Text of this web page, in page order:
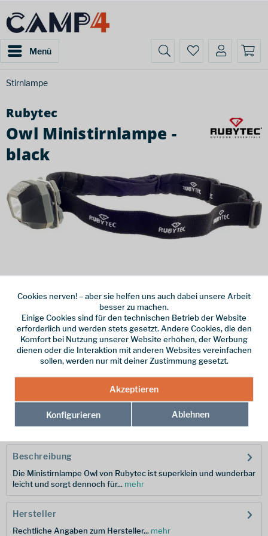
Menü
Stirnlampe
Rubytec
Owl Ministirnlampe -
black
Dieser Artikel steht derzeit nicht zur Verfügung!
15,95 € *
Hersteller-Nr.:
Beschreibung
Die Ministirnlampe Owl von Rubytec ist superklein und wunderbar
leicht und sorgt dennoch für... mehr
Hersteller
Rechtliche Angaben zum Hersteller... mehr
Cookies nerven! – aber sie helfen uns auch dabei unsere Arbeit
besser zu machen.
Einige Cookies sind für den technischen Betrieb der Website
erforderlich und werden stets gesetzt. Andere Cookies, die den
Komfort bei Nutzung unserer Website erhöhen, der Werbung
dienen oder die Interaktion mit anderen Websites vereinfachen
sollen, werden nur mit deiner Zustimmung gesetzt.
Akzeptieren
Konfigurieren Ablehnen